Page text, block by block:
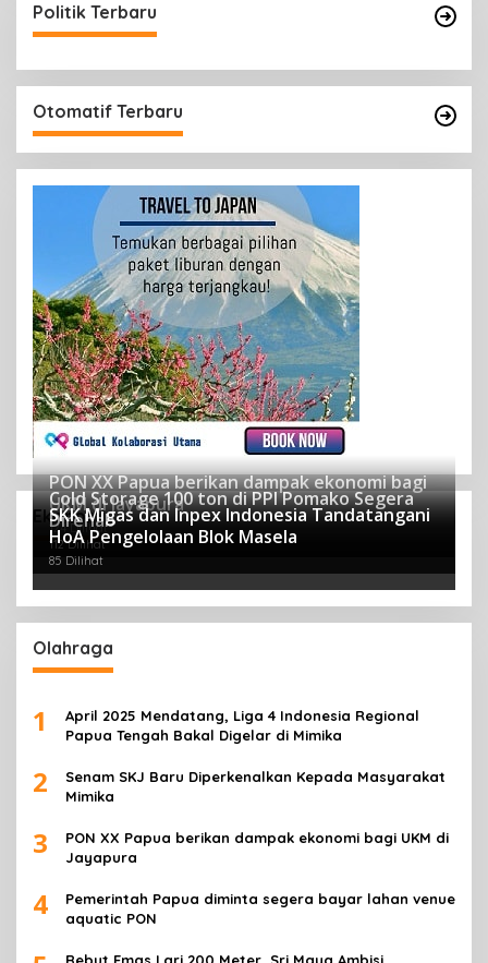
Politik Terbaru
Otomatif Terbaru
Ekonomi
PON XX Papua berikan dampak ekonomi bagi
UKM di Jayapura
124 Dilihat
Cold Storage 100 ton di PPI Pomako Segera
Direhab
112 Dilihat
SKK Migas dan Inpex Indonesia Tandatangani
HoA Pengelolaan Blok Masela
85 Dilihat
Olahraga
1
April 2025 Mendatang, Liga 4 Indonesia Regional
Papua Tengah Bakal Digelar di Mimika
2
Senam SKJ Baru Diperkenalkan Kepada Masyarakat
Mimika
3
PON XX Papua berikan dampak ekonomi bagi UKM di
Jayapura
4
Pemerintah Papua diminta segera bayar lahan venue
aquatic PON